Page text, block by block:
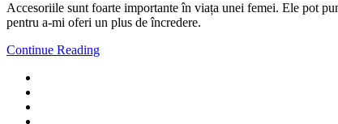
Accesoriile sunt foarte importante în viața unei femei. Ele pot
pentru a-mi oferi un plus de încredere.
Continue Reading